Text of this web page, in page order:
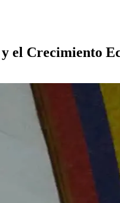
el Crecimiento